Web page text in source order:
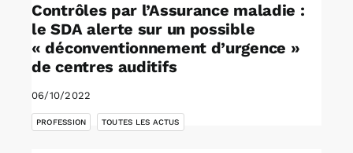
Contrôles par l’Assurance maladie :
le SDA alerte sur un possible
« déconventionnement d’urgence »
de centres auditifs
06/10/2022
PROFESSION TOUTES LES ACTUS